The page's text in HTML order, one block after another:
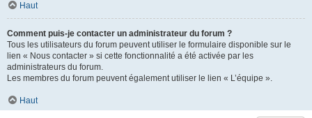
Haut
Comment puis-je contacter un administrateur du forum ?
Tous les utilisateurs du forum peuvent utiliser le formulaire disponible sur le
lien « Nous contacter » si cette fonctionnalité a été activée par les
administrateurs du forum.
Les membres du forum peuvent également utiliser le lien « L’équipe ».
Haut